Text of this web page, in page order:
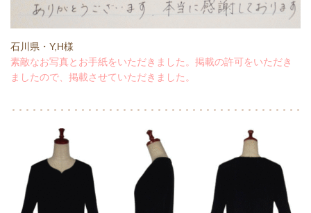
石川県・Y,H様
素敵なお写真とお手紙をいただきました。掲載の許可をいただき
ましたので、掲載させていただきました。